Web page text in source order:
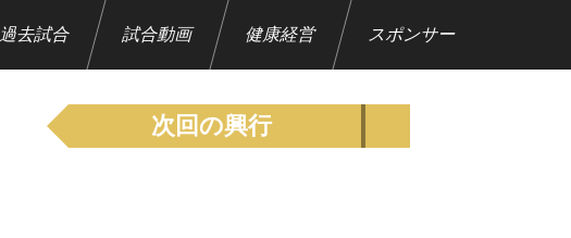
過去試合 試合動画 健康経営 スポンサー
次回の興行